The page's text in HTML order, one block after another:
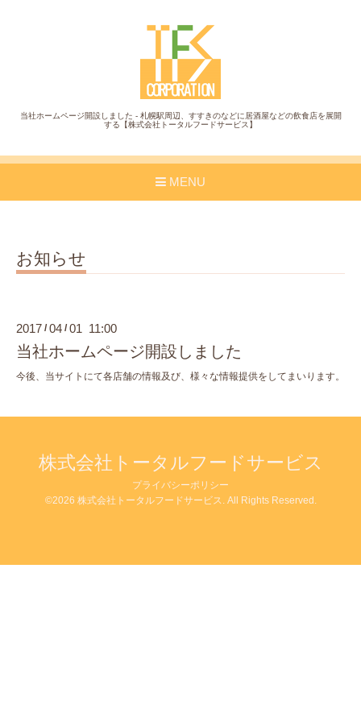
当社ホームページ開設しました - 札幌駅周辺、すすきのなどに居酒屋などの飲食店を展開
する【株式会社トータルフードサービス】
MENU
お知らせ
2017 /04 /01 11:00
当社ホームページ開設しました
今後、当サイトにて各店舗の情報及び、様々な情報提供をしてまいります。
株式会社トータルフードサービス
プライバシーポリシー
©2026 株式会社トータルフードサービス . All Rights Reserved.